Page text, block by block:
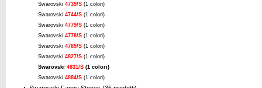
Swarovski 4739/S (1 colori)
Swarovski 4744/S (1 colori)
Swarovski 4779/S (1 colori)
Swarovski 4778/S (1 colori)
Swarovski 4789/S (1 colori)
Swarovski 4827/S (1 colori)
Swarovski 4831/S (1 colori)
Swarovski 4884/S (1 colori)